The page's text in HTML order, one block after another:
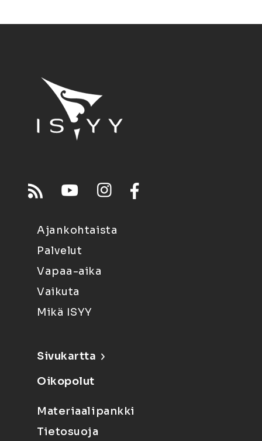
Ajankohtaista
Palvelut
Vapaa-aika
Vaikuta
Mikä ISYY
Sivukartta
Oikopolut
Materiaalipankki
Tietosuoja